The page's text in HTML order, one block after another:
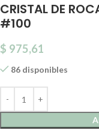
CRISTAL DE
#100
$ 975,61
86 disponibles